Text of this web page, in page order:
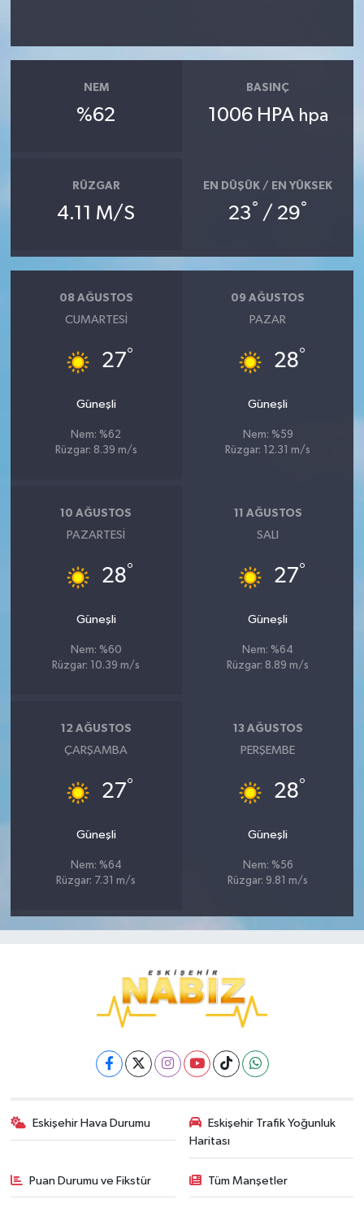
NEM
%62
BASINÇ
1006 HPA hpa
RÜZGAR
4.11 M/S
EN DÜŞÜK / EN YÜKSEK
23° / 29°
08 AĞUSTOS
CUMARTESI
27°
Güneşli
Nem: %62
Rüzgar: 8.39 m/s
09 AĞUSTOS
PAZAR
28°
Güneşli
Nem: %59
Rüzgar: 12.31 m/s
10 AĞUSTOS
PAZARTESI
28°
Güneşli
Nem: %60
Rüzgar: 10.39 m/s
11 AĞUSTOS
SALI
27°
Güneşli
Nem: %64
Rüzgar: 8.89 m/s
12 AĞUSTOS
ÇARŞAMBA
27°
Güneşli
Nem: %64
Rüzgar: 7.31 m/s
13 AĞUSTOS
PERŞEMBE
28°
Güneşli
Nem: %56
Rüzgar: 9.81 m/s
Eskişehir Hava Durumu
Eskişehir Trafik Yoğunluk
Haritası
Puan Durumu ve Fikstür Tüm Manşetler